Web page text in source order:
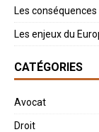
Les
Les enjeux du
CATÉGORIES
Avocat
Droit